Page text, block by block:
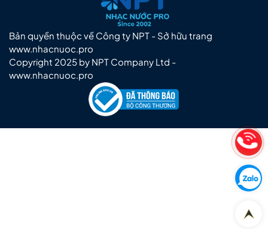
Bản quyền thuộc về Công ty NPT - Sở hữu trang
www.nhacnuoc.pro
Copyright 2025 by NPT Company Ltd -
www.nhacnuoc.pro